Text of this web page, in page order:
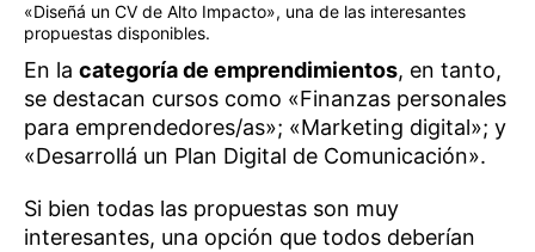
«Diseñá un CV de Alto Impacto», una de las interesantes
propuestas disponibles.
En la categoría de emprendimientos, en tanto,
se destacan cursos como «Finanzas personales
para emprendedores/as»; «Marketing digital»; y
«Desarrollá un Plan Digital de Comunicación».
Si bien todas las propuestas son muy
interesantes, una opción que todos deberían